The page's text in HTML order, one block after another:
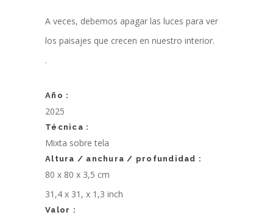
A veces, debemos apagar las luces para ver
los paisajes que crecen en nuestro interior.
.
Año :
2025
Técnica :
Mixta sobre tela
Altura / anchura / profundidad :
80 x 80 x 3,5 cm
31,4 x 31, x 1,3 inch
Valor :